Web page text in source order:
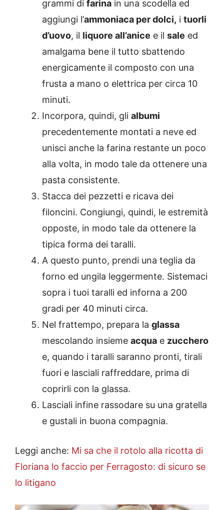
grammi di farina in una scodella ed
aggiungi l’ammoniaca per dolci, i tuorli
d’uovo, il liquore all’anice e il sale ed
amalgama bene il tutto sbattendo
energicamente il composto con una
frusta a mano o elettrica per circa 10
minuti.
Incorpora, quindi, gli albumi
precedentemente montati a neve ed
unisci anche la farina restante un poco
alla volta, in modo tale da ottenere una
pasta consistente.
Stacca dei pezzetti e ricava dei
filoncini. Congiungi, quindi, le estremità
opposte, in modo tale da ottenere la
tipica forma dei taralli.
A questo punto, prendi una teglia da
forno ed ungila leggermente. Sistemaci
sopra i tuoi taralli ed inforna a 200
gradi per 40 minuti circa.
Nel frattempo, prepara la glassa
mescolando insieme acqua e zucchero
e, quando i taralli saranno pronti, tirali
fuori e lasciali raffreddare, prima di
coprirli con la glassa.
Lasciali infine rassodare su una gratella
e gustali in buona compagnia.
Leggi anche: Mi sa che il rotolo alla ricotta di
Floriana lo faccio per Ferragosto: di sicuro se
lo litigano